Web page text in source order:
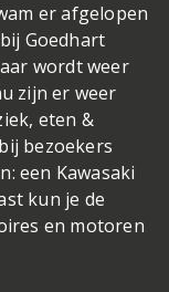
er afgelopen
Goedhart
wordt weer
zijn er weer
eten &
bezoekers
een Kawasaki
kun je de
en motoren